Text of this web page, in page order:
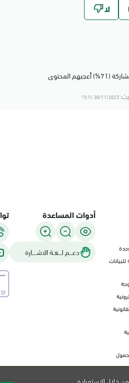
30/11/2025 15:11
أدوات المساعدة
دعـــم لـــغـة الاشــــارة
خلال الاستمرار في